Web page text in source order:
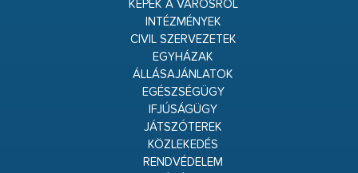
KÉPEK A VÁROSRÓL
INTÉZMÉNYEK
CIVIL SZERVEZETEK
EGYHÁZAK
ÁLLÁSAJÁNLATOK
EGÉSZSÉGÜGY
IFJÚSÁGÜGY
JÁTSZÓTEREK
KÖZLEKEDÉS
RENDVÉDELEM